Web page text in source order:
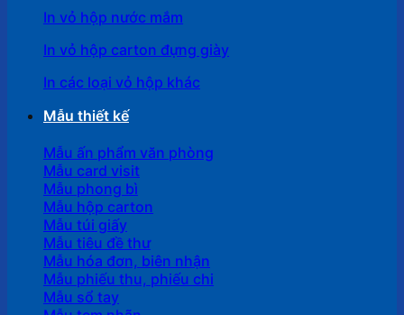
In vỏ hộp nước mắm
In vỏ hộp carton đựng giày
In các loại vỏ hộp khác
Mẫu thiết kế
Mẫu ấn phẩm văn phòng
Mẫu card visit
Mẫu phong bì
Mẫu hộp carton
Mẫu túi giấy
Mẫu tiêu đề thư
Mẫu hóa đơn, biên nhận
Mẫu phiếu thu, phiếu chi
Mẫu sổ tay